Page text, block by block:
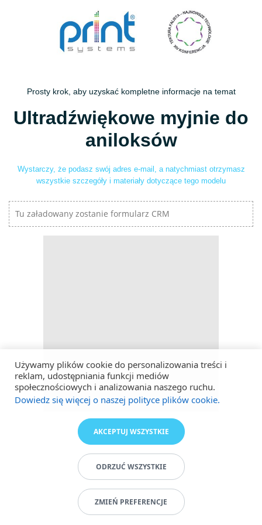
Prosty krok, aby uzyskać kompletne informacje na temat
Ultradźwiękowe myjnie do
aniloksów
Wystarczy, że podasz swój adres e-mail, a natychmiast otrzymasz
wszystkie szczegóły i materiały dotyczące tego modelu
Tu załadowany zostanie formularz CRM
Używamy plików cookie do personalizowania treści i
reklam, udostępniania funkcji mediów
społecznościowych i analizowania naszego ruchu.
Dowiedz się więcej o naszej polityce plików cookie.
AKCEPTUJ WSZYSTKIE
ODRZUĆ WSZYSTKIE
ZMIEŃ PREFERENCJE